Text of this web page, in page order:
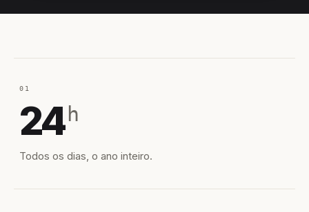
01
24 h
Todos os dias, o ano inteiro.